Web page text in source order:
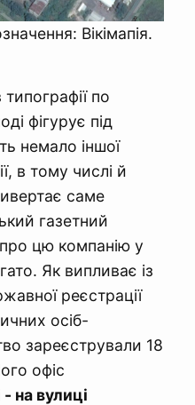
Вікімапія.
по
фігурує під
немало іншої
в тому числі й
саме
газетний
про цю компанію у
Як випливає із
реєстрації
осіб-
зареєстрували 18
офіс
- на вулиці